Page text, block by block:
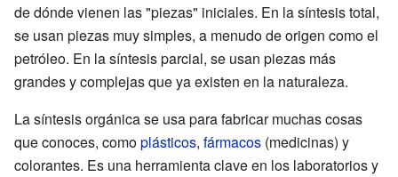
de dónde vienen las "piezas" iniciales. En la síntesis total,
se usan piezas muy simples, a menudo de origen como el
petróleo. En la síntesis parcial, se usan piezas más
grandes y complejas que ya existen en la naturaleza.
La síntesis orgánica se usa para fabricar muchas cosas
que conoces, comoplásticos, fármacos (medicinas) y
colorantes. Es una herramienta clave en los laboratorios y